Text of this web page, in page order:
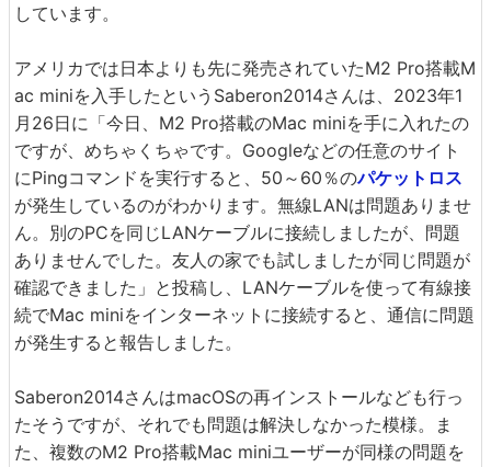
しています。
アメリカでは日本よりも先に発売されていたM2 Pro搭載M
ac miniを入手したというSaberon2014さんは、2023年1
月26日に「今日、M2 Pro搭載のMac miniを手に入れたの
ですが、めちゃくちゃです。Googleなどの任意のサイト
にPingコマンドを実行すると、50～60％のパケットロス
が発生しているのがわかります。無線LANは問題ありませ
ん。別のPCを同じLANケーブルに接続しましたが、問題
ありませんでした。友人の家でも試しましたが同じ問題が
確認できました」と投稿し、LANケーブルを使って有線接
続でMac miniをインターネットに接続すると、通信に問題
が発生すると報告しました。
Saberon2014さんはmacOSの再インストールなども行っ
たそうですが、それでも問題は解決しなかった模様。ま
た、複数のM2 Pro搭載Mac miniユーザーが同様の問題を